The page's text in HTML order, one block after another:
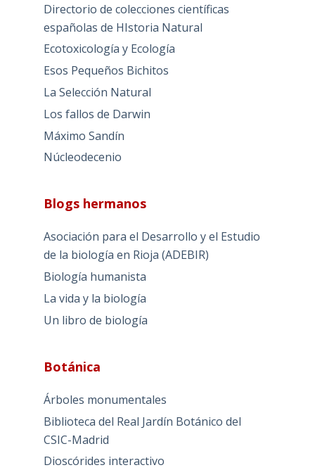
Directorio de colecciones científicas
españolas de HIstoria Natural
Ecotoxicología y Ecología
Esos Pequeños Bichitos
La Selección Natural
Los fallos de Darwin
Máximo Sandín
Núcleodecenio
Blogs hermanos
Asociación para el Desarrollo y el Estudio
de la biología en Rioja (ADEBIR)
Biología humanista
La vida y la biología
Un libro de biología
Botánica
Árboles monumentales
Biblioteca del Real Jardín Botánico del
CSIC-Madrid
Dioscórides interactivo